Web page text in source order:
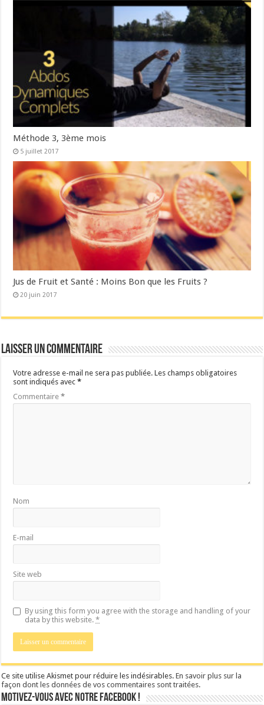
Méthode 3, 3ème mois
5 juillet 2017
Jus de Fruit et Santé : Moins Bon que les Fruits ?
20 juin 2017
Laisser un commentaire
Votre adresse e-mail ne sera pas publiée. Les champs obligatoires
sont indiqués avec*
Commentaire*
Nom
E-mail
Site web
By using this form you agree with the storage and handling of your
data by this website.*
Ce site utilise Akismet pour réduire les indésirables.En savoir plus sur la
façon dont les données de vos commentaires sont traitées.
Motivez-vous avec notre facebook !